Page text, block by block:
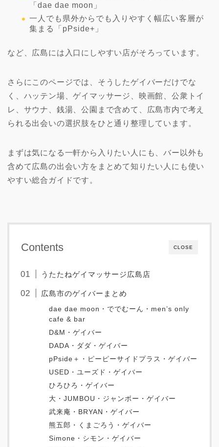
「dae dae moon」
一人でも県外からでも入りやすく幅広い客層が
集まる「pPside+」
など、広島には入口にしやすい店がそろっています。
さらにこのページでは、そうしたゲイバーだけでな
く、ハッテン場、ゲイマッサージ、映画館、公衆トイ
レ、サウナ、銭湯、公園まで含めて、広島市内で考え
られる出会いの選択肢をひと通り整理しています。
まずは気になる一軒から入りたい人にも、バー以外も
含めて広島の出会い方をまとめて知りたい人にも使い
やすい総合ガイドです。
CLOSE
Contents
うたたねゲイマッサージ広島店
広島市のゲイバーまとめ
dae dae moon・ででむーん・men’s only
cafe & bar
D&M・ゲイバー
DADA・ダダ・ゲイバー
pPside＋・ピーピーサイドプラス・ゲイバー
USED・ユーズド・ゲイバー
ひろひろ・ゲイバー
大・JUMBOU・ジャンボー・ゲイバー
武来庵・BRYAN・ゲイバー
熊五郎・くまごろう・ゲイバー
Simone・シモン・ゲイバー